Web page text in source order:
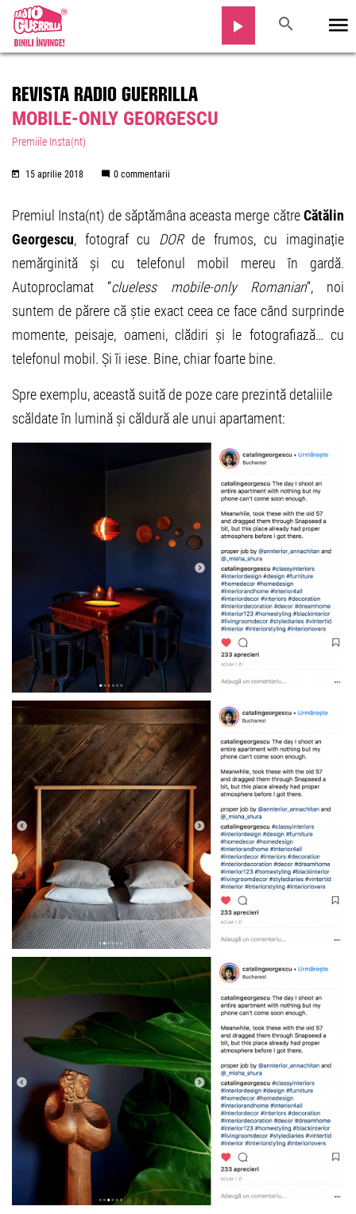
REVISTA RADIO GUERRILLA
MOBILE-ONLY GEORGESCU
Premiile Insta(nt)
15 aprilie 2018 0 commentarii
Premiul Insta(nt) de săptămâna aceasta merge cătreCătălin
Georgescu, fotograf cu DOR de frumos, cu imaginație
nemărginită și cu telefonul mobil mereu în gardă.
Autoproclamat “clueless mobile-only Romanian“, noi
suntem de părere că știe exact ceea ce face când surprinde
momente, peisaje, oameni, clădiri și le fotografiază… cu
telefonul mobil. Și îi iese. Bine, chiar foarte bine.
Spre exemplu, această suită de poze care prezintă detaliile
scăldate în lumină și căldură ale unui apartament: